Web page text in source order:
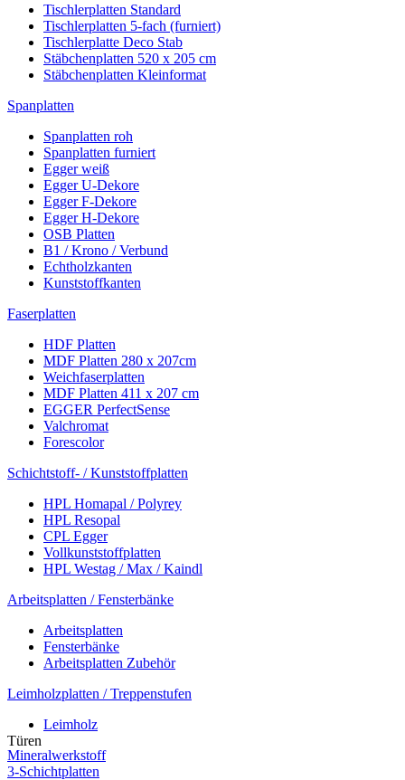
Tischlerplatten Standard
Tischlerplatten 5-fach (furniert)
Tischlerplatte Deco Stab
Stäbchenplatten 520 x 205 cm
Stäbchenplatten Kleinformat
Spanplatten
Spanplatten roh
Spanplatten furniert
Egger weiß
Egger U-Dekore
Egger F-Dekore
Egger H-Dekore
OSB Platten
B1 / Krono / Verbund
Echtholzkanten
Kunststoffkanten
Faserplatten
HDF Platten
MDF Platten 280 x 207cm
Weichfaserplatten
MDF Platten 411 x 207 cm
EGGER PerfectSense
Valchromat
Forescolor
Schichtstoff- / Kunststoffplatten
HPL Homapal / Polyrey
HPL Resopal
CPL Egger
Vollkunststoffplatten
HPL Westag / Max / Kaindl
Arbeitsplatten / Fensterbänke
Arbeitsplatten
Fensterbänke
Arbeitsplatten Zubehör
Leimholzplatten / Treppenstufen
Leimholz
Mineralwerkstoff
3-Schichtplatten
Türen